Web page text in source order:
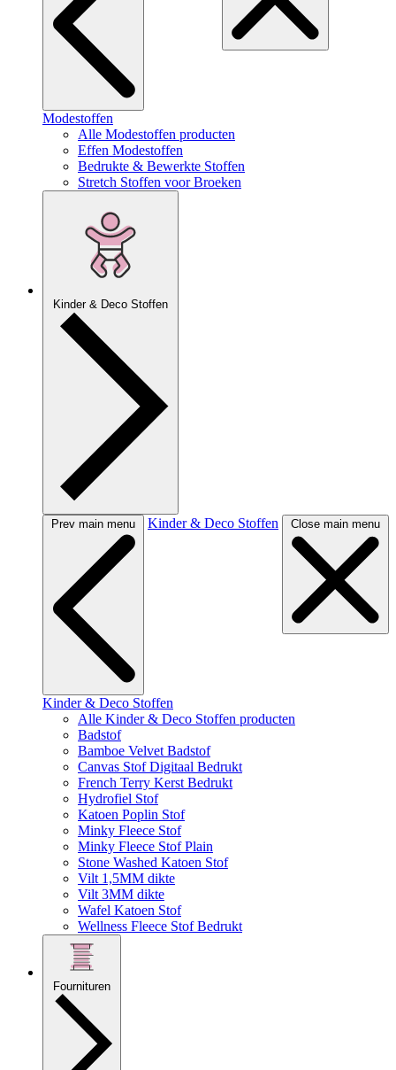
Modestoffen
Alle Modestoffen producten
Effen Modestoffen
Bedrukte & Bewerkte Stoffen
Stretch Stoffen voor Broeken
Kinder & Deco Stoffen
Prev main menu Kinder & Deco Stoffen Close main menu
Kinder & Deco Stoffen
Alle Kinder & Deco Stoffen producten
Badstof
Bamboe Velvet Badstof
Canvas Stof Digitaal Bedrukt
French Terry Kerst Bedrukt
Hydrofiel Stof
Katoen Poplin Stof
Minky Fleece Stof
Minky Fleece Stof Plain
Stone Washed Katoen Stof
Vilt 1,5MM dikte
Vilt 3MM dikte
Wafel Katoen Stof
Wellness Fleece Stof Bedrukt
Fournituren